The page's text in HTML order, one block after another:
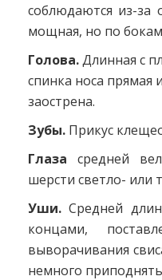
соблюдаются из-за
мощная, но по бокам
Голова.Длинная с
спинка носа прямая
заострена.
Зубы. Прикус
Глаза средней
шерсти светло- или
Уши.Средней
концами,
выворачивания
немного